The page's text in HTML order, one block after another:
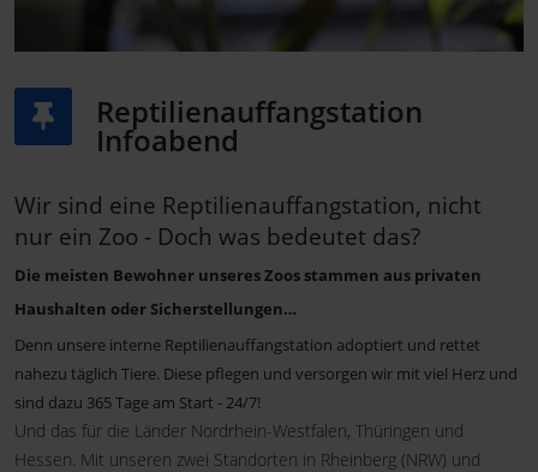
Reptilienauffangstation
Infoabend
Wir sind eine Reptilienauffangstation, nicht
nur ein Zoo - Doch was bedeutet das?
Die meisten Bewohner unseres Zoos stammen aus privaten
Haushalten oder Sicherstellungen…
Denn unsere interne Reptilienauffangstation adoptiert und rettet
nahezu täglich Tiere. Diese pflegen und versorgen wir mit viel Herz und
sind dazu 365 Tage am Start - 24/7!
Und das für die Länder Nordrhein-Westfalen, Thüringen und
Hessen. Mit unseren zwei Standorten in Rheinberg (NRW) und